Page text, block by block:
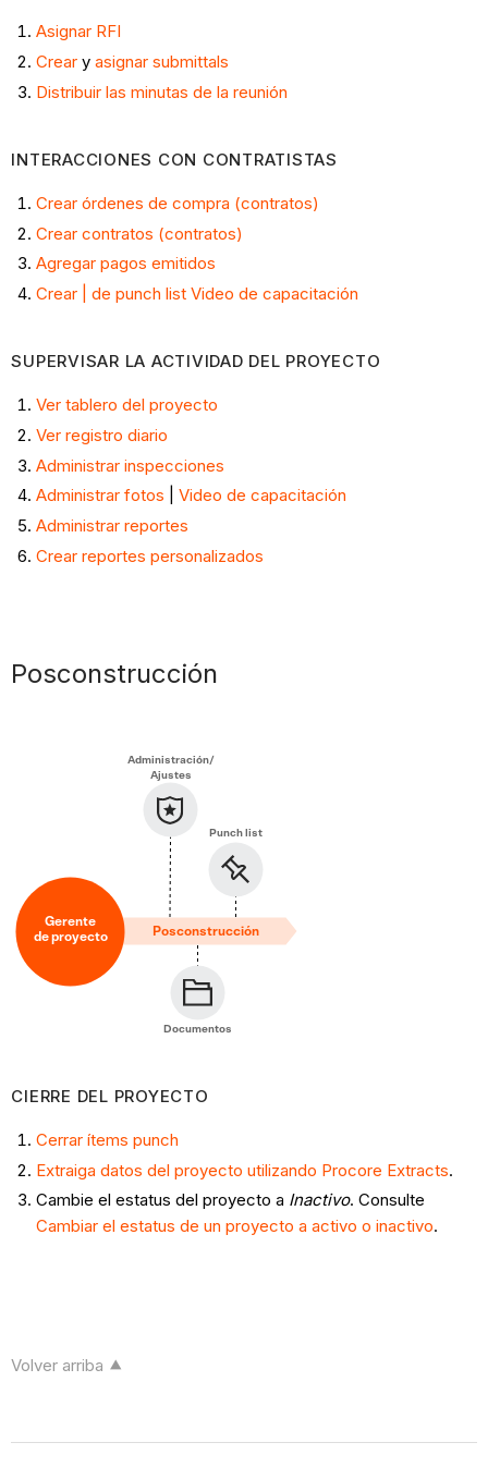
Asignar RFI
Creary asignar submittals
Distribuir las minutas de la reunión
INTERACCIONES CON CONTRATISTAS
Crear órdenes de compra (contratos)
Crear contratos (contratos)
Agregar pagos emitidos
Crear | de punch list Video de capacitación
SUPERVISAR LA ACTIVIDAD DEL PROYECTO
Ver tablero del proyecto
Ver registro diario
Administrar inspecciones
Administrar fotos
Video de capacitación
Administrar reportes
Crear reportes personalizados
Posconstrucción
Documentos
Posconstrucción
Gerente
de proyecto
Administración/
Ajustes
Punch list
CIERRE DEL PROYECTO
Cerrar ítems punch
Extraiga datos del proyecto utilizando Procore Extracts.
Cambie el estatus del proyecto a Inactivo. Consulte
Cambiar el estatus de un proyecto a activo o inactivo.
Volver arriba